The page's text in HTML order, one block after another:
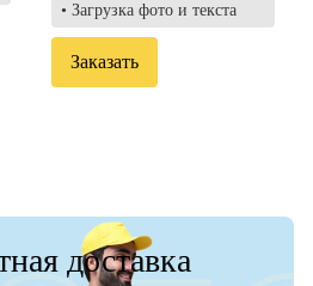
• Загрузка фото и текста
Заказать
доставка